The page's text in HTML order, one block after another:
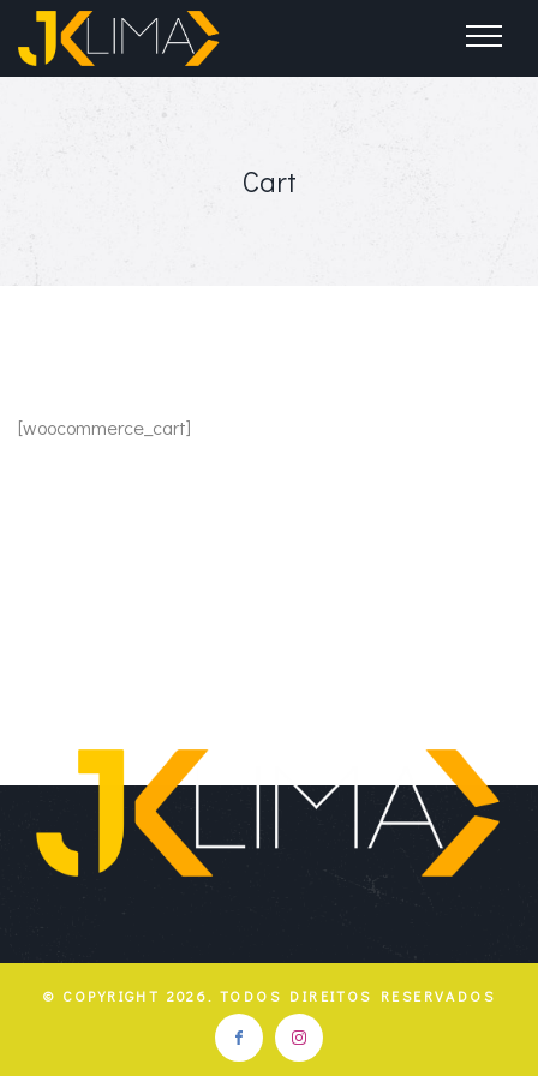
Cart
[woocommerce_cart]
© COPYRIGHT 2026. TODOS DIREITOS RESERVADOS